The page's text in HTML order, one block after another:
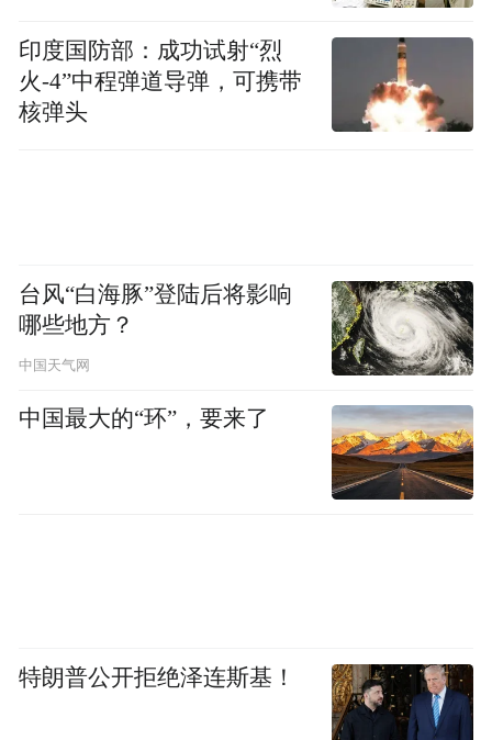
电视墙底部做悬空隔板，摆放绿植、装饰品
印度国防部：成功试射“烈
火-4”中程弹道导弹，可携带
核弹头
台风“白海豚”登陆后将影响
哪些地方？
中国天气网
中国最大的“环”，要来了
特朗普公开拒绝泽连斯基！